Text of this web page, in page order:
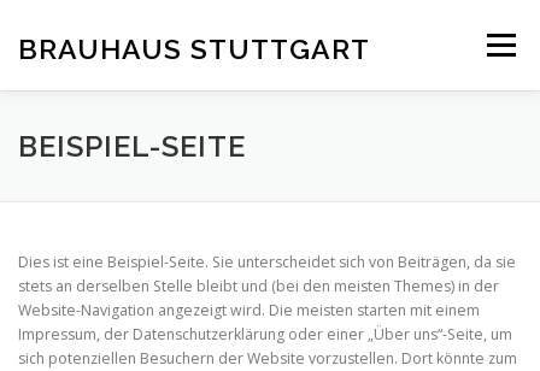
springen
BRAUHAUS STUTTGART Menü
BEISPIEL-SEITE
Dies ist eine Beispiel-Seite. Sie unterscheidet sich von Beiträgen, da sie
stets an derselben Stelle bleibt und (bei den meisten Themes) in der
Website-Navigation angezeigt wird. Die meisten starten mit einem
Impressum, der Datenschutzerklärung oder einer „Über uns“-Seite, um
sich potenziellen Besuchern der Website vorzustellen. Dort könnte zum